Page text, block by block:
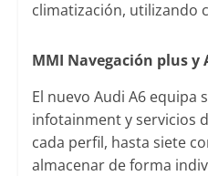
climatización, utilizando
MMI Navegación plus y
El nuevo Audi A6 equipa
infotainment y servicios
cada perfil, hasta siete
almacenar de forma